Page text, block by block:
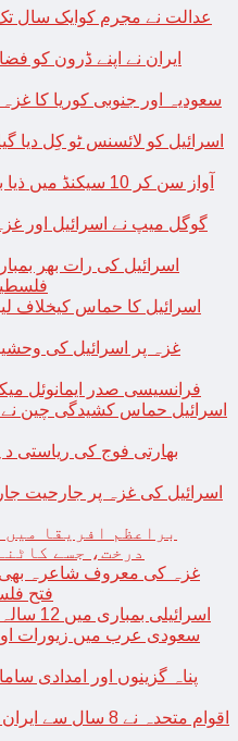
ایران نے اپنے ڈرون کو
سعودیہ اور جنوبی کوریا کا
اسرائیل کو لائسنس ٹو کِل دیا
آواز سن کر 10
گوگل میپ نے اسرائیل اور
اسرائیل کا حماس کیخلاف
فرانسیسی صدر ایمانوئل
براعظم افریقا میں
درخت، جسے
غزہ کی معروف شاعرہ بھی
فتح
اسرائیلی بمباری میں 12 سالہ فلسطینی یوٹیوبر بھی شہید
سعودی عرب میں زیورات اور
پناہ گزینوں اور امدادی
اقوام متحدہ نے 8